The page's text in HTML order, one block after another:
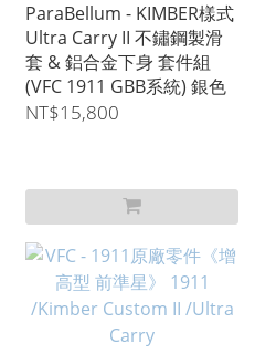
ParaBellum - KIMBER樣式
Ultra Carry II 不鏽鋼製滑
套 & 鋁合金下身 套件組
(VFC 1911 GBB系統) 銀色
NT$15,800